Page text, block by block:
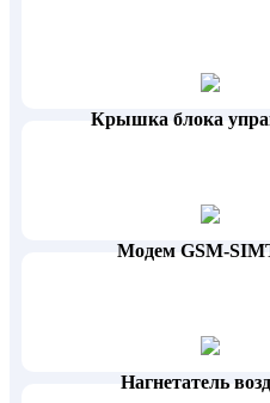
Крышка блока
Модем GSM-
Нагнетатель